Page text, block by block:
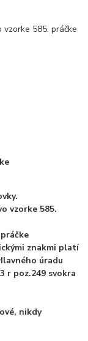
vzorke 585.práčke
vzorke 585.
práčke
znakmi platí
úradu
r poz.249 svokra
nikdy